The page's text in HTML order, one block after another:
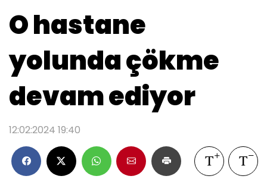
O hastane
yolunda çökme
devam ediyor
12:02:2024 19:40